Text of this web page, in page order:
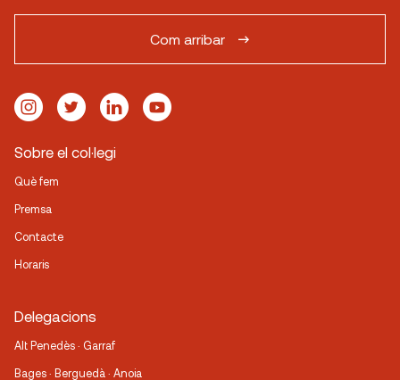
Com arribar
Sobre el col·legi
Què fem
Premsa
Contacte
Horaris
Delegacions
Alt Penedès · Garraf
Bages · Berguedà · Anoia